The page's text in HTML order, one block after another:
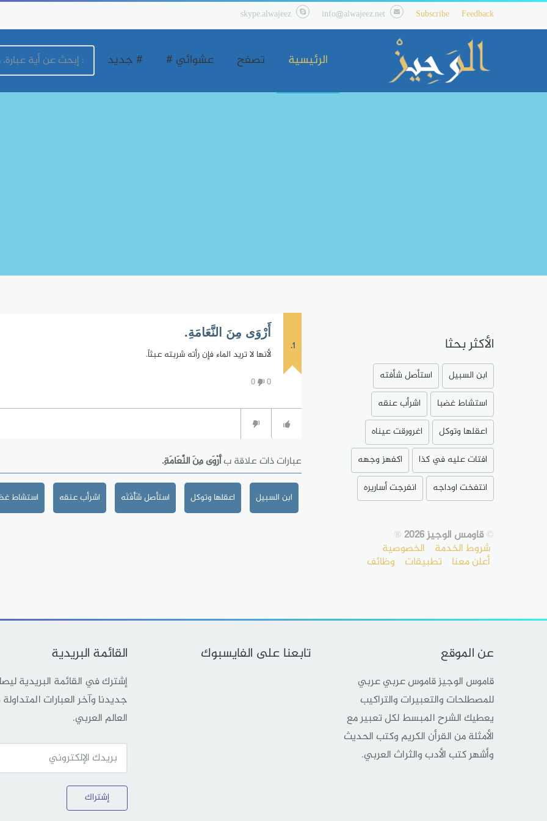
Feedback
Subscribe
info@alwajeez.net
skype.alwajeez
الرئيسية تصفح عشوائي # # جديد
1.
أَرْوَى مِنَ النَّعَامَةِ.
لأنها لا تريد الماء فإن رأته شربته عبثاً.
0
0
عبارات ذات علاقة بأَرْوَى مِنَ النَّعَامَةِ.
ابن السبيل اعقلها وتوكل استأصل شَأْفَتَه اشرأب عنقه استشاط
الأكثر بحثا
ابن السبيل
استأصل شأفته
استشاط غضبا
اشرأب عنقه
اعقلها وتوكل
اغرورقت عيناه
افتات عليه في كذا
اكفهز وجهه
انتفخت اوداجه
انفرجت أساريره
©قاومس الوجيز 2026 ®
شروط الخدمة الخصوصية
أعلن معنا تطبيقات وظائف
عن الموقع
قاموس الوجيز قاموس عربي عربي
للمصطلحات والتعبيرات والتراكيب
يعطيك الشرح المبسط لكل تعبير مع
الأمثلة من القرأن الكريم وكتب الحديث
وأشهر كتب الأدب والثراث العربي.
تابعنا على الفايسبوك القائمة البريدية
إشترك في القائمة البريدية
جديدنا وآخر العبارات
العالم العربي.
إشتراك